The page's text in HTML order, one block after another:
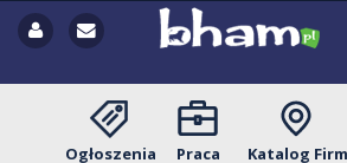
Ogłoszenia Praca Katalog Firm